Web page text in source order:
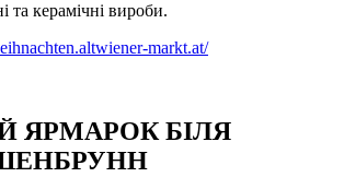
та керамічні вироби.
markt.at/
ЯРМАРОК БІЛЯ